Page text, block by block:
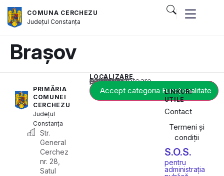
COMUNA CERCHEZU
JudețulConstanța
Brașov
PRIMĂRIA
COMUNEI
CERCHEZU
Județul
Constanța
Str.
General
Cerchez
nr. 28,
Satul
LOCALIZARE
Acest conținut este blocat până când acceptați categoria corespunzătoare de cookie-uri.
Accept categoria Funcționalitate
LINKURI
UTILE
Contact
Termeni și
condiții
S.O.S.
pentru
administrația